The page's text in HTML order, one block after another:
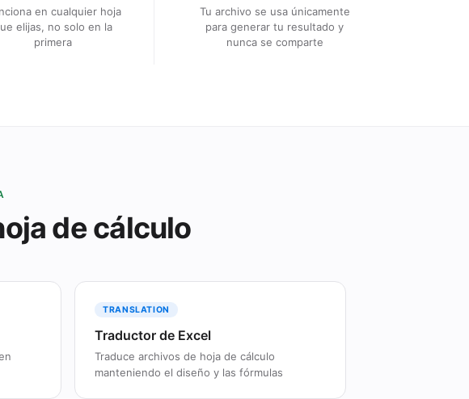
en cualquier hoja
elijas, no solo en la
primera
Tu archivo se usa únicamente
para generar tu resultado y
nunca se comparte
de cálculo
TRANSLATION
Traductor de Excel
Traduce archivos de hoja de cálculo
manteniendo el diseño y las fórmulas